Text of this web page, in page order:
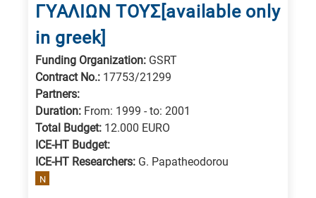
ΓΥΑΛΙΩΝ ΤΟΥΣ[available only
in greek]
Funding Organization: GSRT
Contract No.: 17753/21299
Partners:
Duration: From: 1999 - to: 2001
Total Budget: 12.000 EURO
ICE-HT Budget:
ICE-HT Researchers: G. Papatheodorou
N